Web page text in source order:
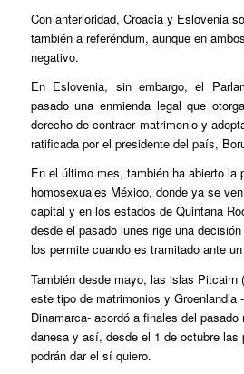
Con anterioridad, Croacia y Eslovenia
también a referéndum, aunque en
negativo.
En Eslovenia, sin embargo, el
pasado una enmienda legal que
derecho de contraer matrimonio y
ratificada por el presidente del país,
En el último mes, también ha abierto la
homosexuales México, donde ya se
capital y en los estados de Quintana
desde el pasado lunes rige una
los permite cuando es tramitado ante
También desde mayo, las islas Pitcairn
este tipo de matrimonios y Groenlandia
Dinamarca- acordó a finales del
danesa y así, desde el 1 de octubre las
podrán dar el sí quiero.